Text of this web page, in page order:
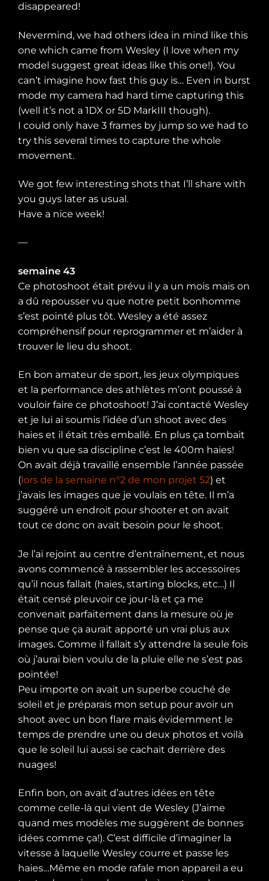
disappeared!
Nevermind, we had others idea in mind like this
one which came from Wesley (I love when my
model suggest great ideas like this one!). You
can’t imagine how fast this guy is… Even in burst
mode my camera had hard time capturing this
(well it’s not a 1DX or 5D MarkIII though).
I could only have 3 frames by jump so we had to
try this several times to capture the whole
movement.
We got few interesting shots that I’ll share with
you guys later as usual.
Have a nice week!
—
semaine 43
Ce photoshoot était prévu il y a un mois mais on
a dû repousser vu que notre petit bonhomme
s’est pointé plus tôt. Wesley a été assez
compréhensif pour reprogrammer et m’aider à
trouver le lieu du shoot.
En bon amateur de sport, les jeux olympiques
et la performance des athlètes m’ont poussé à
vouloir faire ce photoshoot! J’ai contacté Wesley
et je lui ai soumis l’idée d’un shoot avec des
haies et il était très emballé. En plus ça tombait
bien vu que sa discipline c’est le 400m haies!
On avait déjà travaillé ensemble l’année passée
( lors de la semaine n°2 de mon projet 52) et
j’avais les images que je voulais en tête. Il m’a
suggéré un endroit pour shooter et on avait
tout ce donc on avait besoin pour le shoot.
Je l’ai rejoint au centre d’entraînement, et nous
avons commencé à rassembler les accessoires
qu’il nous fallait (haies, starting blocks, etc…) Il
était censé pleuvoir ce jour-là et ça me
convenait parfaitement dans la mesure où je
pense que ça aurait apporté un vrai plus aux
images. Comme il fallait s’y attendre la seule fois
où j’aurai bien voulu de la pluie elle ne s’est pas
pointée!
Peu importe on avait un superbe couché de
soleil et je préparais mon setup pour avoir un
shoot avec un bon flare mais évidemment le
temps de prendre une ou deux photos et voilà
que le soleil lui aussi se cachait derrière des
nuages!
Enfin bon, on avait d’autres idées en tête
comme celle-là qui vient de Wesley (J’aime
quand mes modèles me suggèrent de bonnes
idées comme ça!). C’est difficile d’imaginer la
vitesse à laquelle Wesley courre et passe les
haies…Même en mode rafale mon appareil a eu